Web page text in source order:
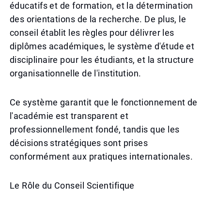
éducatifs et de formation, et la détermination
des orientations de la recherche. De plus, le
conseil établit les règles pour délivrer les
diplômes académiques, le système d'étude et
disciplinaire pour les étudiants, et la structure
organisationnelle de l'institution.
Ce système garantit que le fonctionnement de
l'académie est transparent et
professionnellement fondé, tandis que les
décisions stratégiques sont prises
conformément aux pratiques internationales.
Le Rôle du Conseil Scientifique